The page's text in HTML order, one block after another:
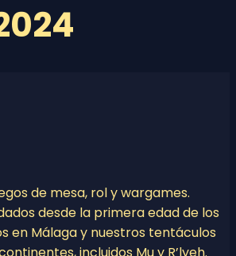
de mesa, rol y wargames.
desde la primera edad de los
en Málaga y nuestros tentáculos